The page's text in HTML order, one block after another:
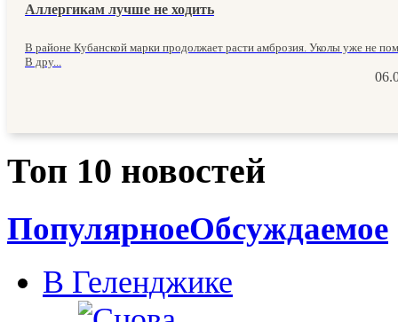
Аллергикам лучше не ходить
В районе Кубанской марки продолжает расти амброзия. Уколы уже не
В дру...
Топ 10 новостей
ПопулярноеОбсуждаемое
В Геленджике